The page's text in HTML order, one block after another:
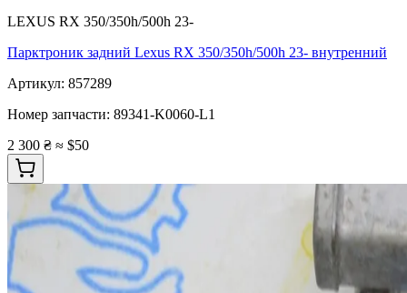
LEXUS RX 350/350h/500h 23-
Парктроник задний Lexus RX 350/350h/500h 23- внутренний
Артикул: 857289
Номер запчасти: 89341-K0060-L1
2 300 ₴ ≈ $50